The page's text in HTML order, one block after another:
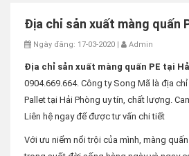
Địa chỉ sản xuất màng quấn
Ngày đăng: 17-03-2020 | Admin
Địa chỉ sản xuất màng quấn PE tại
0904.669.664. Công ty Song Mã là địa
Pallet tại Hải Phòng uy tín, chất lượng.
Liên hệ ngay để được tư vấn chi tiết
Với ưu niểm nổi trội của mình, màng